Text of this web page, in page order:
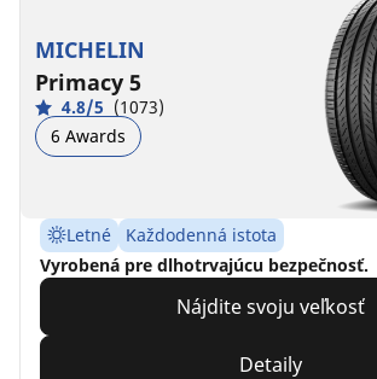
MICHELIN
Primacy 5
4.8/5 (1073)
6 Awards
Letné
Každodenná istota
Vyrobená pre dlhotrvajúcu bezpečnosť.
Nájdite svoju veľkosť
Detaily